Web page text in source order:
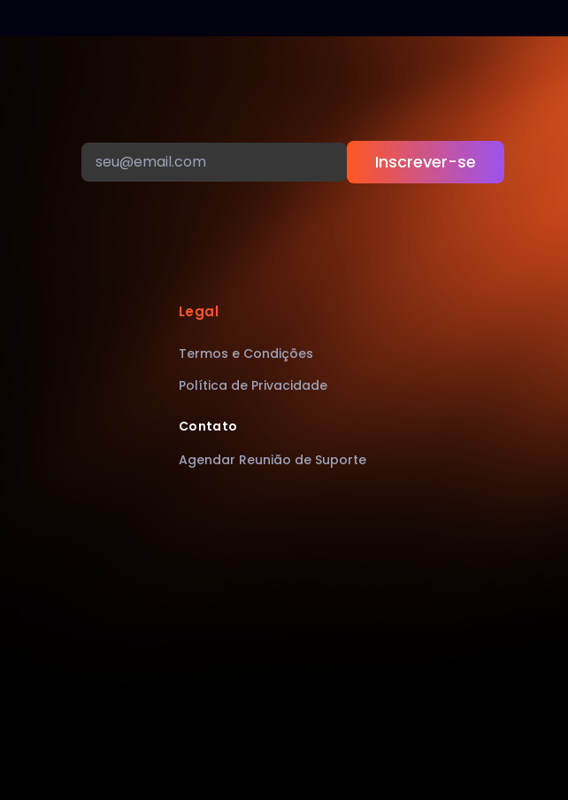
Inscrever-se
Legal
Termos e Condições
Política de Privacidade
Contato
Agendar Reunião de Suporte